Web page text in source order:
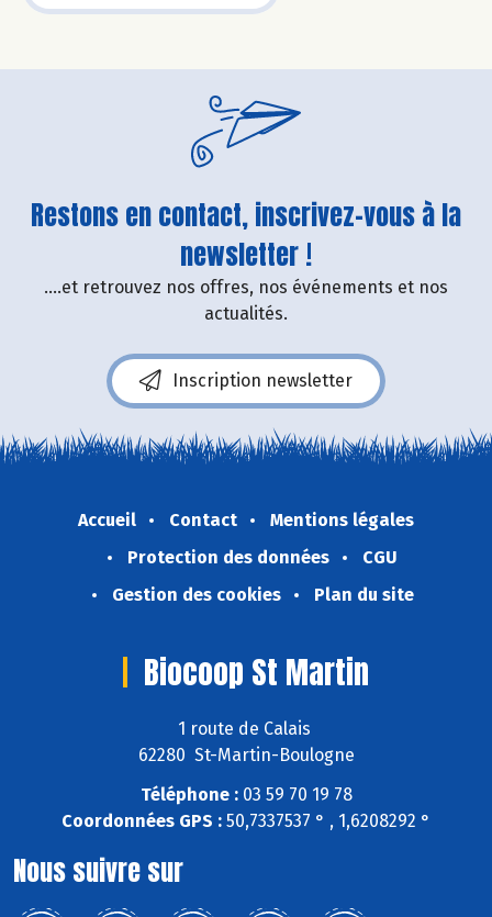
Restons en contact, inscrivez-vous à la
newsletter !
....et retrouvez nos offres, nos événements et nos
actualités.
Inscription newsletter
Accueil Contact
Mentions légales
Protection des données
CGU
Gestion des cookies
Plan du site
Biocoop St Martin
1 route de Calais
62280 St-Martin-Boulogne
Téléphone :03 59 70 19 78
Coordonnées GPS : 50,7337537 ° , 1,6208292 °
Nous suivre sur